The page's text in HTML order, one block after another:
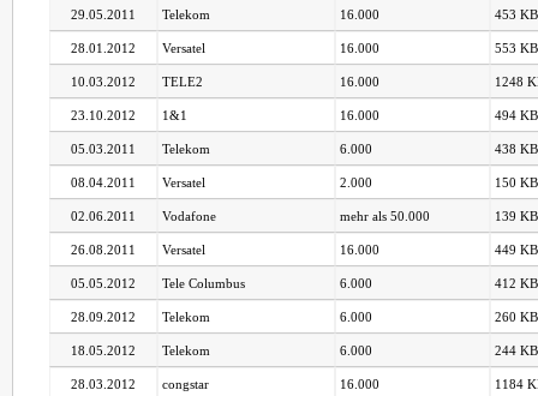
29.05.2011 Telekom 16.000 453
28.01.2012 Versatel 16.000 553
10.03.2012 TELE2 16.000 1248
23.10.2012 1&1 16.000 494
05.03.2011 Telekom 6.000 438
08.04.2011 Versatel 2.000 150
02.06.2011 Vodafone mehr als 50.000 139
26.08.2011 Versatel 16.000 449
05.05.2012 Tele Columbus 6.000 412
28.09.2012 Telekom 6.000 260
18.05.2012 Telekom 6.000 244
28.03.2012 congstar 16.000 1184